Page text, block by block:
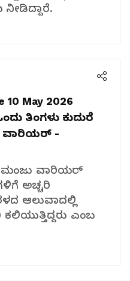
ನೀಡಿದ್ದಾರೆ.
10 May 2026
ತಿಂಗಳು ಕುದುರೆ
ವಾರಿಯರ್ -
ಮಂಜು ವಾರಿಯರ್
ಅಚ್ಚರಿ
ಆಲುವಾದಲ್ಲಿ
ಎಂಬ